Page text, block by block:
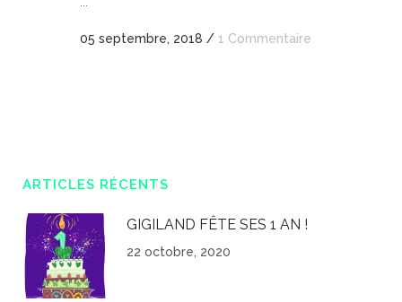
05 septembre, 2018 / 1 Commentaire
ARTICLES RÉCENTS
GIGILAND FÊTE SES 1 AN !
22 octobre, 2020